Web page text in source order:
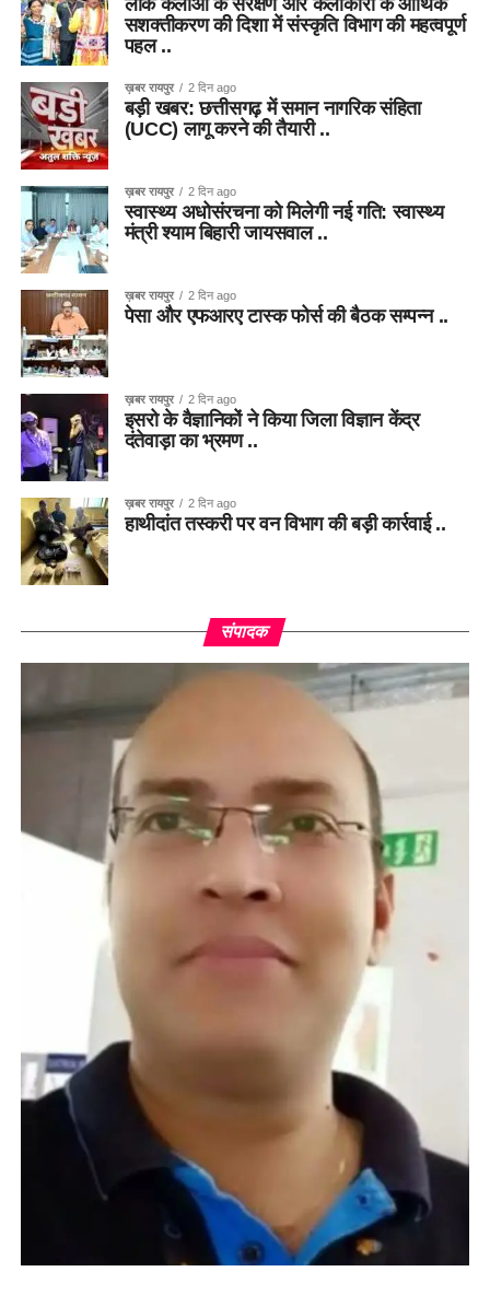
लोक कलाओं के संरक्षण और कलाकारों के आर्थिक
सशक्तीकरण की दिशा में संस्कृति विभाग की महत्वपूर्ण
पहल ..
ख़बर रायपुर 2 दिन ago
बड़ी खबर: छत्तीसगढ़ में समान नागरिक संहिता
(UCC) लागू करने की तैयारी ..
ख़बर रायपुर 2 दिन ago
स्वास्थ्य अधोसंरचना को मिलेगी नई गति: स्वास्थ्य
मंत्री श्याम बिहारी जायसवाल ..
ख़बर रायपुर 2 दिन ago
पेसा और एफआरए टास्क फोर्स की बैठक सम्पन्न ..
ख़बर रायपुर 2 दिन ago
इसरो के वैज्ञानिकों ने किया जिला विज्ञान केंद्र
दंतेवाड़ा का भ्रमण ..
ख़बर रायपुर 2 दिन ago
हाथीदांत तस्करी पर वन विभाग की बड़ी कार्रवाई ..
संपादक